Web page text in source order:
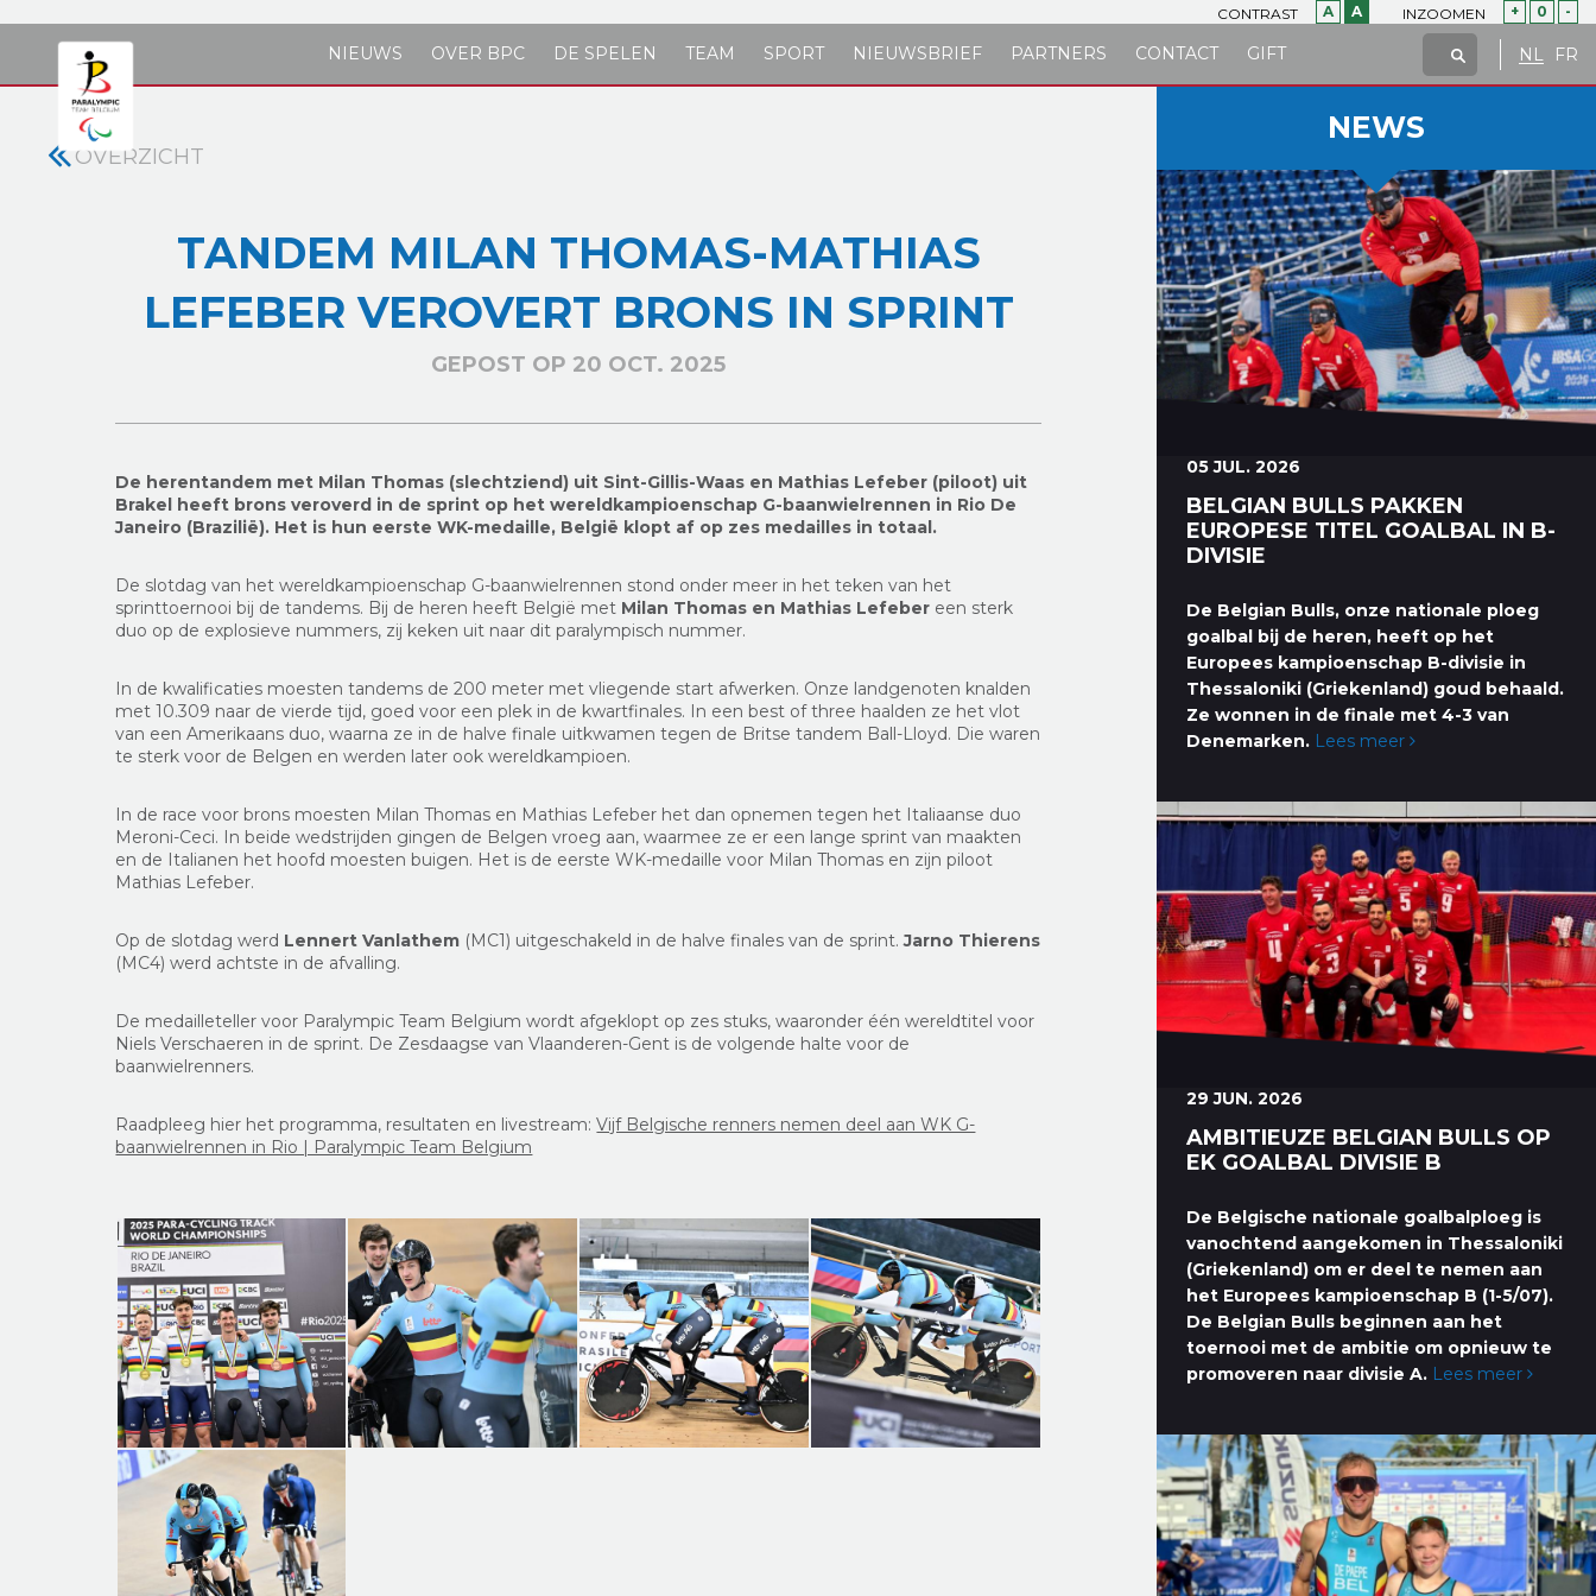
CONTRAST A A INZOOMEN + 0 -
NL FR
NIEUWS OVER BPC DE SPELEN TEAM SPORT NIEUWSBRIEF PARTNERS CONTACT GIFT
OVERZICHT
TANDEM MILAN THOMAS-MATHIAS
LEFEBER VEROVERT BRONS IN SPRINT
GEPOST OP 20 OCT. 2025
De herentandem met Milan Thomas (slechtziend) uit Sint-Gillis-Waas en Mathias Lefeber (piloot) uit
Brakel heeft brons veroverd in de sprint op het wereldkampioenschap G-baanwielrennen in Rio De
Janeiro (Brazilië). Het is hun eerste WK-medaille, België klopt af op zes medailles in totaal.
De slotdag van het wereldkampioenschap G-baanwielrennen stond onder meer in het teken van het
sprinttoernooi bij de tandems. Bij de heren heeft België met Milan Thomas en Mathias Lefeber een sterk
duo op de explosieve nummers, zij keken uit naar dit paralympisch nummer.
In de kwalificaties moesten tandems de 200 meter met vliegende start afwerken. Onze landgenoten knalden
met 10.309 naar de vierde tijd, goed voor een plek in de kwartfinales. In een best of three haalden ze het vlot
van een Amerikaans duo, waarna ze in de halve finale uitkwamen tegen de Britse tandem Ball-Lloyd. Die waren
te sterk voor de Belgen en werden later ook wereldkampioen.
In de race voor brons moesten Milan Thomas en Mathias Lefeber het dan opnemen tegen het Italiaanse duo
Meroni-Ceci. In beide wedstrijden gingen de Belgen vroeg aan, waarmee ze er een lange sprint van maakten
en de Italianen het hoofd moesten buigen. Het is de eerste WK-medaille voor Milan Thomas en zijn piloot
Mathias Lefeber.
Op de slotdag werd Lennert Vanlathem (MC1) uitgeschakeld in de halve finales van de sprint.Jarno Thierens
(MC4) werd achtste in de afvalling.
De medailleteller voor Paralympic Team Belgium wordt afgeklopt op zes stuks, waaronder één wereldtitel voor
Niels Verschaeren in de sprint. De Zesdaagse van Vlaanderen-Gent is de volgende halte voor de
baanwielrenners.
Raadpleeg hier het programma, resultaten en livestream:Vijf Belgische renners nemen deel aan WK G-
baanwielrennen in Rio | Paralympic Team Belgium
NEWS
05 JUL. 2026
BELGIAN BULLS PAKKEN
EUROPESE TITEL GOALBAL IN B-
DIVISIE
De Belgian Bulls, onze nationale ploeg
goalbal bij de heren, heeft op het
Europees kampioenschap B-divisie in
Thessaloniki (Griekenland) goud behaald.
Ze wonnen in de finale met 4-3 van
Denemarken. Lees meer
29 JUN. 2026
AMBITIEUZE BELGIAN BULLS OP
EK GOALBAL DIVISIE B
De Belgische nationale goalbalploeg is
vanochtend aangekomen in Thessaloniki
(Griekenland) om er deel te nemen aan
het Europees kampioenschap B (1-5/07).
De Belgian Bulls beginnen aan het
toernooi met de ambitie om opnieuw te
promoveren naar divisie A. Lees meer